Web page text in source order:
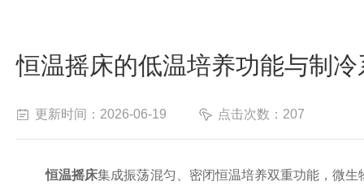
恒温摇床的低温培养功能与制
更新时间：2026-06-19 点击次数：207
恒温摇床集成振荡混匀、密闭恒温培养双重功能，微